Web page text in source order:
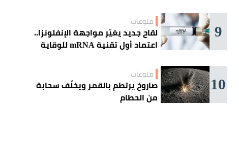
9 منوعات
لقاح جديد يغيّر مواجهة الإنفلونزا..
اعتماد أول تقنية mRNA للوقاية
10 منوعات
صاروخ يرتطم بالقمر ويخلّف سحابة
من الحطام